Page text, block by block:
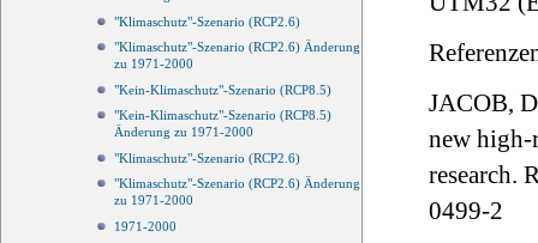
"Klimaschutz"-Szenario (RCP2.6)
"Klimaschutz"-Szenario (RCP2.6) Änderung
zu 1971-2000
"Kein-Klimaschutz"-Szenario (RCP8.5)
"Kein-Klimaschutz"-Szenario (RCP8.5)
Änderung zu 1971-2000
"Klimaschutz"-Szenario (RCP2.6)
"Klimaschutz"-Szenario (RCP2.6) Änderung
zu 1971-2000
1971-2000
JACOB,
new high-
research.
0499-2